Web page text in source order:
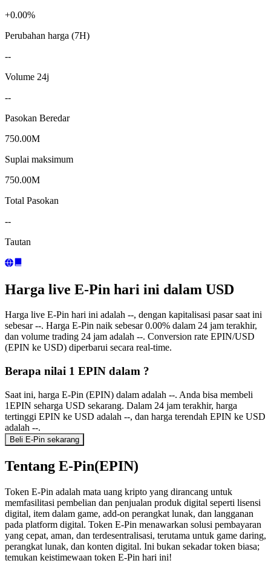
+0.00%
Perubahan harga (7H)
--
Volume 24j
--
Pasokan Beredar
750.00M
Suplai maksimum
750.00M
Total Pasokan
--
Tautan
Harga live E-Pin hari ini dalam USD
Harga live E-Pin hari ini adalah --, dengan kapitalisasi pasar saat ini
sebesar --. Harga E-Pin naik sebesar 0.00% dalam 24 jam terakhir,
dan volume trading 24 jam adalah --. Conversion rate EPIN/USD
(EPIN ke USD) diperbarui secara real-time.
Berapa nilai 1 EPIN dalam ?
Saat ini, harga E-Pin (EPIN) dalam adalah --. Anda bisa membeli
1EPIN seharga USD sekarang. Dalam 24 jam terakhir, harga
tertinggi EPIN ke USD adalah --, dan harga terendah EPIN ke USD
adalah --.
Beli E-Pin sekarang
Tentang E-Pin(EPIN)
Token E-Pin adalah mata uang kripto yang dirancang untuk
memfasilitasi pembelian dan penjualan produk digital seperti lisensi
digital, item dalam game, add-on perangkat lunak, dan langganan
pada platform digital. Token E-Pin menawarkan solusi pembayaran
yang cepat, aman, dan terdesentralisasi, terutama untuk game daring,
perangkat lunak, dan konten digital. Ini bukan sekadar token biasa;
temukan keistimewaan token E-Pin hari ini!